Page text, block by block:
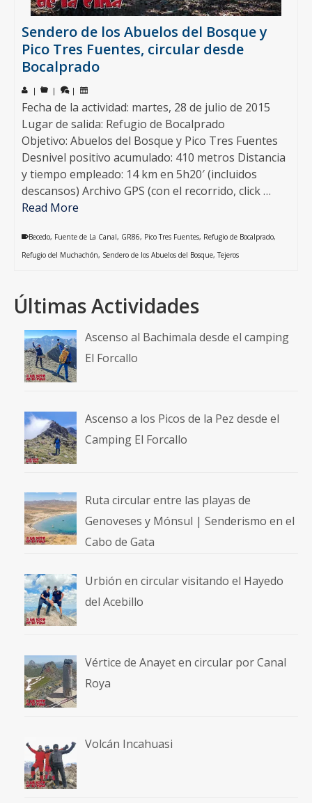
Sendero de los Abuelos del Bosque y
Pico Tres Fuentes, circular desde
Bocalprado
| | |
Fecha de la actividad: martes, 28 de julio de 2015
Lugar de salida: Refugio de Bocalprado
Objetivo: Abuelos del Bosque y Pico Tres Fuentes
Desnivel positivo acumulado: 410 metros Distancia
y tiempo empleado: 14 km en 5h20′ (incluidos
descansos) Archivo GPS (con el recorrido, click …
Read More
Becedo, Fuente de La Canal, GR86, Pico Tres Fuentes, Refugio de Bocalprado,
Refugio del Muchachón, Sendero de los Abuelos del Bosque,Tejeros
Últimas Actividades
Ascenso al Bachimala desde el camping
El Forcallo
Ascenso a los Picos de la Pez desde el
Camping El Forcallo
Ruta circular entre las playas de
Genoveses y Mónsul | Senderismo en el
Cabo de Gata
Urbión en circular visitando el Hayedo
del Acebillo
Vértice de Anayet en circular por Canal
Roya
Volcán Incahuasi